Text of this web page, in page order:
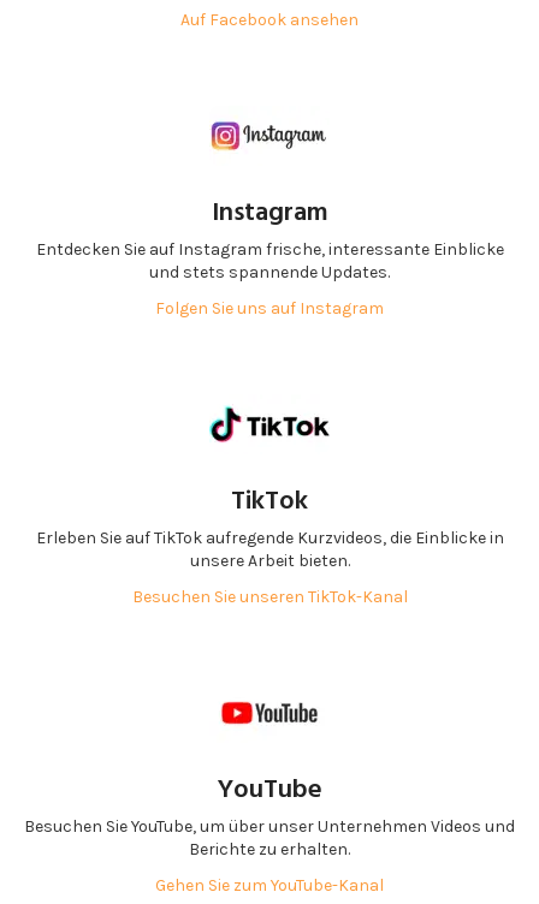
Auf Facebook ansehen
Instagram
Entdecken Sie auf Instagram frische, interessante Einblicke
und stets spannende Updates.
Folgen Sie uns auf Instagram
TikTok
Erleben Sie auf TikTok aufregende Kurzvideos, die Einblicke in
unsere Arbeit bieten.
Besuchen Sie unseren TikTok-Kanal
YouTube
Besuchen Sie YouTube, um über unser Unternehmen Videos und
Berichte zu erhalten.
Gehen Sie zum YouTube-Kanal